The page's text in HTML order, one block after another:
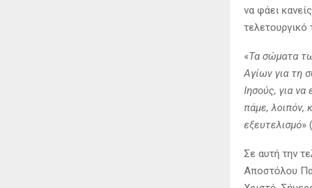
να φάει
τελετουργικό
«Τα σώματα
Αγίων για τη
Ιησούς, για
πάμε, λοιπόν,
εξευτελισμό» (
Σε αυτή την
Αποστόλου